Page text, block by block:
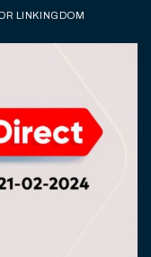
LINKINGDOM